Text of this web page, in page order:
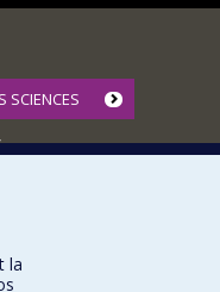
SCIENCES
la